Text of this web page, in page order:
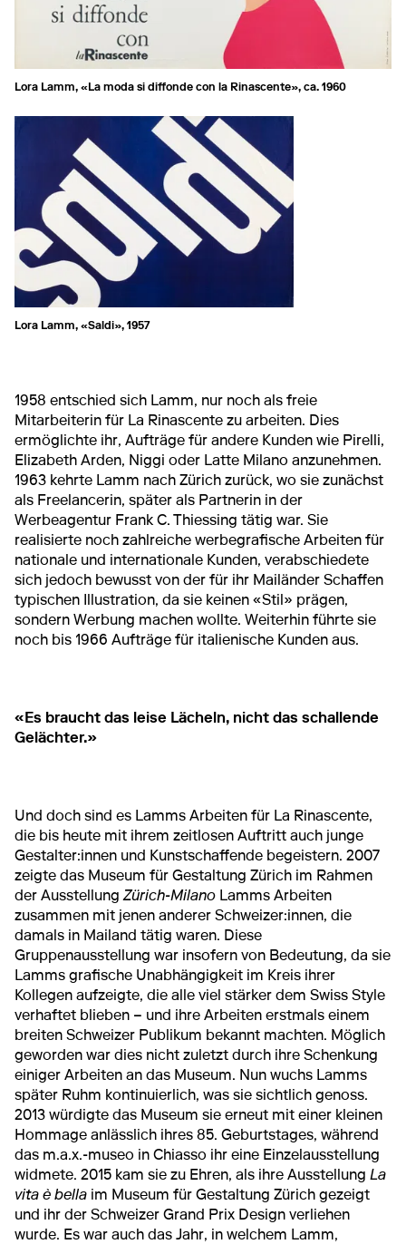
Lora Lamm, «La moda si diffonde con la Rinascente», ca. 1960
Lora Lamm, «Saldi», 1957
1958 entschied sich Lamm, nur noch als freie
Mitarbeiterin für La Rinascente zu arbeiten. Dies
ermöglichte ihr, Aufträge für andere Kunden wie Pirelli,
Elizabeth Arden, Niggi oder Latte Milano anzunehmen.
1963 kehrte Lamm nach Zürich zurück, wo sie zunächst
als Freelancerin, später als Partnerin in der
Werbeagentur Frank C. Thiessing tätig war. Sie
realisierte noch zahlreiche werbegrafische Arbeiten für
nationale und internationale Kunden, verabschiedete
sich jedoch bewusst von der für ihr Mailänder Schaffen
typischen Illustration, da sie keinen «Stil» prägen,
sondern Werbung machen wollte. Weiterhin führte sie
noch bis 1966 Aufträge für italienische Kunden aus.
«Es braucht das leise Lächeln, nicht das schallende
Gelächter.»
Und doch sind es Lamms Arbeiten für La Rinascente,
die bis heute mit ihrem zeitlosen Auftritt auch junge
Gestalter:innen und Kunstschaffende begeistern. 2007
zeigte das Museum für Gestaltung Zürich im Rahmen
der AusstellungZürich-Milano Lamms Arbeiten
zusammen mit jenen anderer Schweizer:innen, die
damals in Mailand tätig waren. Diese
Gruppenausstellung war insofern von Bedeutung, da sie
Lamms grafische Unabhängigkeit im Kreis ihrer
Kollegen aufzeigte, die alle viel stärker dem Swiss Style
verhaftet blieben – und ihre Arbeiten erstmals einem
breiten Schweizer Publikum bekannt machten. Möglich
geworden war dies nicht zuletzt durch ihre Schenkung
einiger Arbeiten an das Museum. Nun wuchs Lamms
später Ruhm kontinuierlich, was sie sichtlich genoss.
2013 würdigte das Museum sie erneut mit einer kleinen
Hommage anlässlich ihres 85. Geburtstages, während
das m.a.x.-museo in Chiasso ihr eine Einzelausstellung
widmete. 2015 kam sie zu Ehren, als ihre Ausstellung La
vita è bella im Museum für Gestaltung Zürich gezeigt
und ihr der Schweizer Grand Prix Design verliehen
wurde. Es war auch das Jahr, in welchem Lamm,